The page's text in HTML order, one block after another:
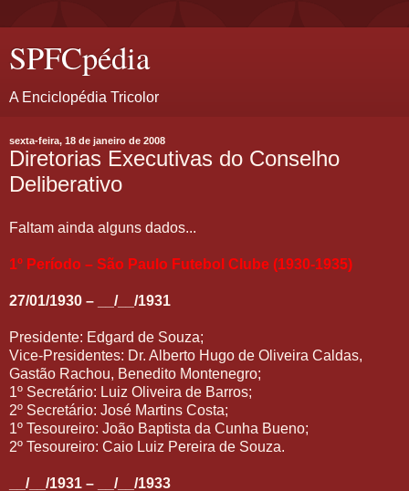
SPFCpédia
A Enciclopédia Tricolor
sexta-feira, 18 de janeiro de 2008
Diretorias Executivas do Conselho
Deliberativo
Faltam ainda alguns dados...
1º Período – São Paulo Futebol Clube (1930-1935)
27/01/1930 – __/__/1931
Presidente: Edgard de Souza;
Vice-Presidentes: Dr. Alberto Hugo de Oliveira Caldas,
Gastão Rachou, Benedito Montenegro;
1º Secretário: Luiz Oliveira de Barros;
2º Secretário: José Martins Costa;
1º Tesoureiro: João Baptista da Cunha Bueno;
2º Tesoureiro: Caio Luiz Pereira de Souza.
__/__/1931 – __/__/1933